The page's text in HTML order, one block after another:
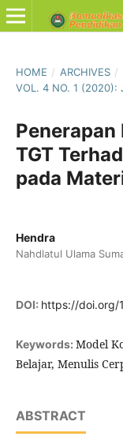
HOME / ARCHIVES /
VOL. 4 NO. 1 (2020):
TGT
pada
Hendra
Nahdlatul Ulama
DOI: https://doi.org/
Keywords: Model
Belajar, Menulis
ABSTRACT